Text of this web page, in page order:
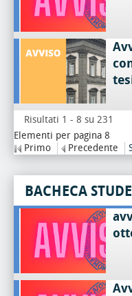
Risultati 1 - 8 su 231
Elementi per pagina 8
Primo
Precedente
BACHECA